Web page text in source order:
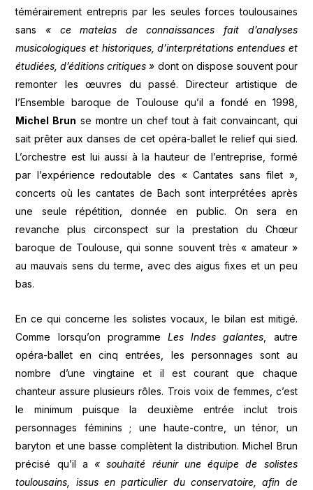
témérairement entrepris par les seules forces toulousaines
sans « ce matelas de connaissances fait d’analyses
musicologiques et historiques, d’interprétations entendues et
étudiées, d’éditions critiques » dont on dispose souvent pour
remonter les œuvres du passé. Directeur artistique de
l’Ensemble baroque de Toulouse qu’il a fondé en 1998,
Michel Brun se montre un chef tout à fait convaincant, qui
sait prêter aux danses de cet opéra-ballet le relief qui sied.
L’orchestre est lui aussi à la hauteur de l’entreprise, formé
par l’expérience redoutable des « Cantates sans filet »,
concerts où les cantates de Bach sont interprétées après
une seule répétition, donnée en public. On sera en
revanche plus circonspect sur la prestation du Chœur
baroque de Toulouse, qui sonne souvent très « amateur »
au mauvais sens du terme, avec des aigus fixes et un peu
bas.
En ce qui concerne les solistes vocaux, le bilan est mitigé.
Comme lorsqu’on programme Les Indes galantes, autre
opéra-ballet en cinq entrées, les personnages sont au
nombre d’une vingtaine et il est courant que chaque
chanteur assure plusieurs rôles. Trois voix de femmes, c’est
le minimum puisque la deuxième entrée inclut trois
personnages féminins ; une haute-contre, un ténor, un
baryton et une basse complètent la distribution. Michel Brun
précisé qu’il a « souhaité réunir une équipe de solistes
toulousains, issus en particulier du conservatoire, afin de